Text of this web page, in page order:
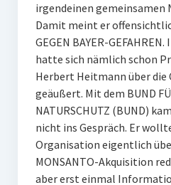
irgendeinen gemeinsamen
Damit meint er
GEGEN BAYER-
hatte sich nämlich schon
Herbert Heitmann über die
geäußert. Mit dem BUND
NATURSCHUTZ (BUND)
nicht ins Gespräch. Er
Organisation eigentlich
MONSANTO-Akquisition
aber erst einmal